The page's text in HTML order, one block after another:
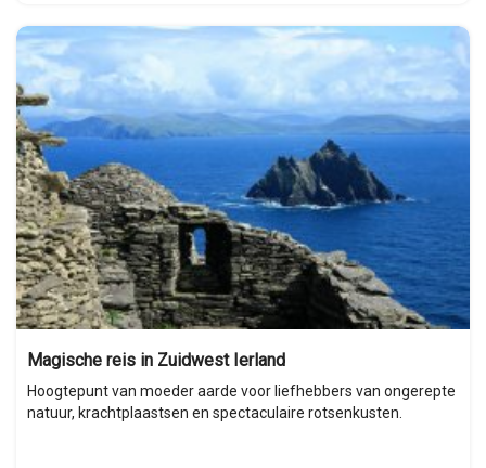
Magische reis in Zuidwest Ierland
Hoogtepunt van moeder aarde voor liefhebbers van ongerepte
natuur, krachtplaastsen en spectaculaire rotsenkusten.